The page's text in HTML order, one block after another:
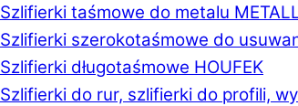
Szlifierki taśmowe do metalu
Szlifierki szerokotaśmowe do
Szlifierki długotaśmowe HOUFEK
Szlifierki do rur, szlifierki do profili,